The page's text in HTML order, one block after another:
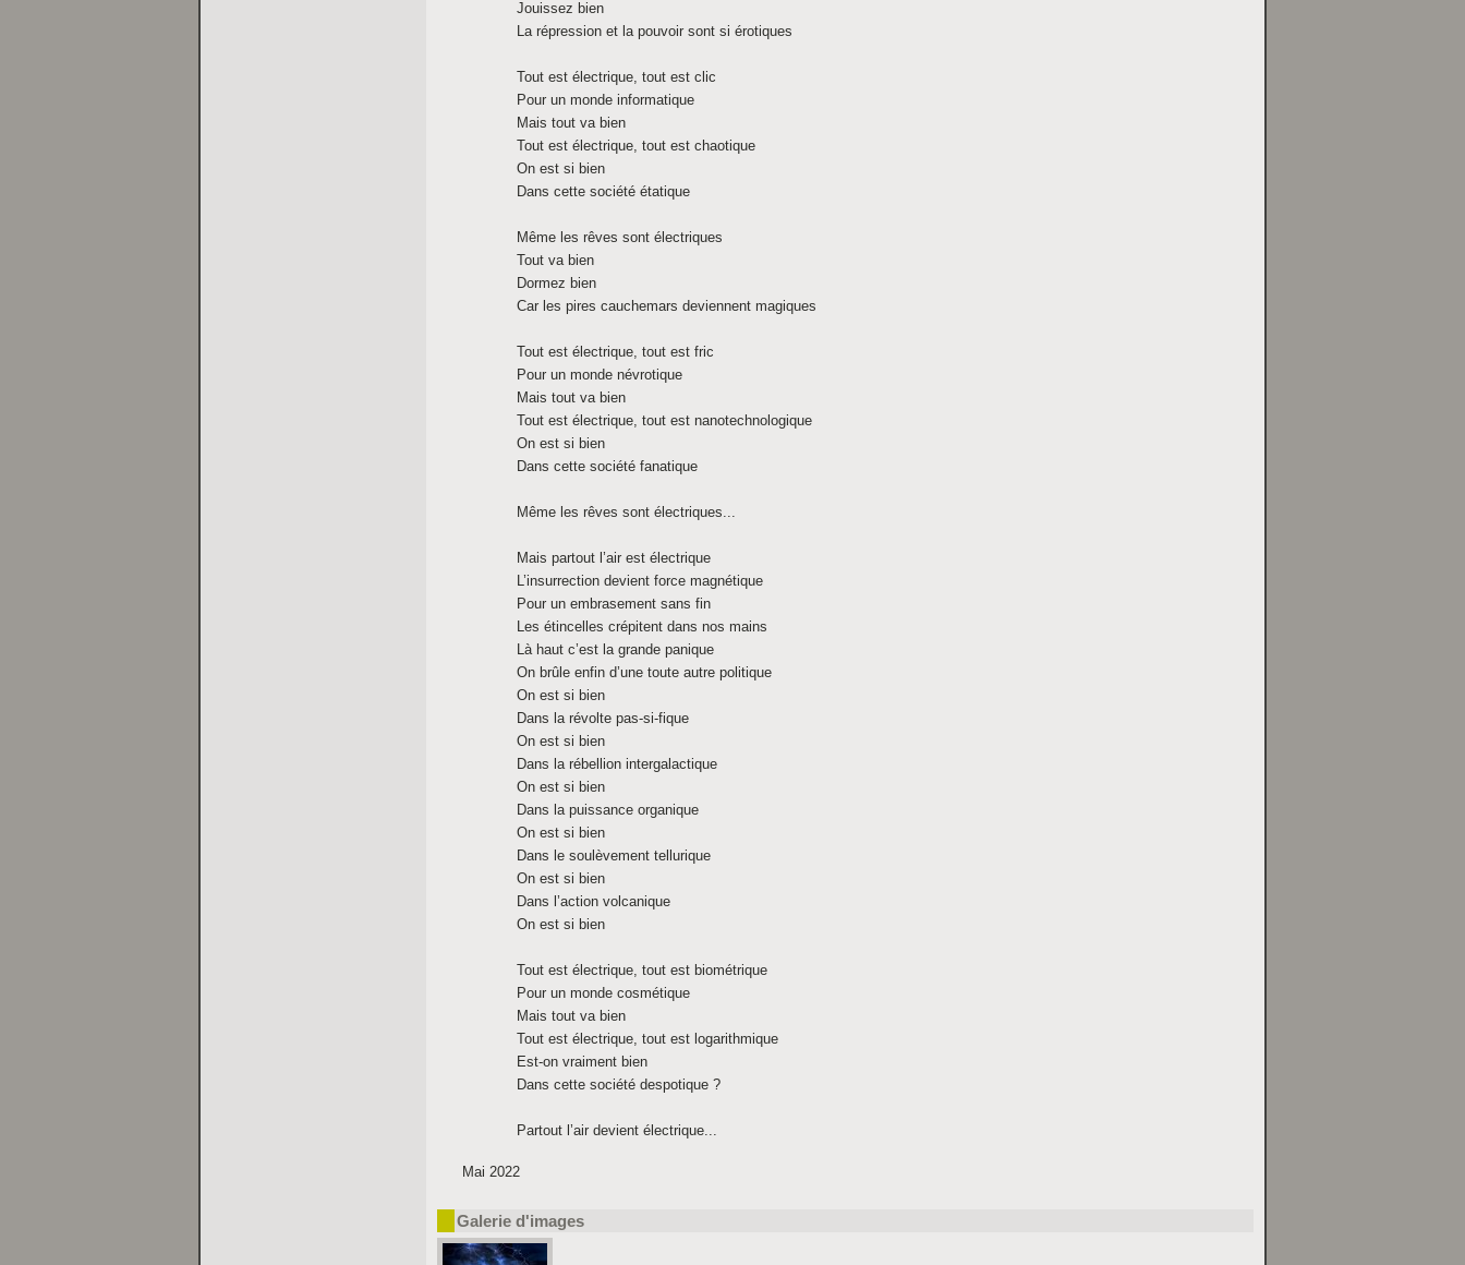
Jouissez bien
La répression et la pouvoir sont si érotiques
Tout est électrique, tout est clic
Pour un monde informatique
Mais tout va bien
Tout est électrique, tout est chaotique
On est si bien
Dans cette société étatique
Même les rêves sont électriques
Tout va bien
Dormez bien
Car les pires cauchemars deviennent magiques
Tout est électrique, tout est fric
Pour un monde névrotique
Mais tout va bien
Tout est électrique, tout est nanotechnologique
On est si bien
Dans cette société fanatique
Même les rêves sont électriques...
Mais partout l’air est électrique
L’insurrection devient force magnétique
Pour un embrasement sans fin
Les étincelles crépitent dans nos mains
Là haut c’est la grande panique
On brûle enfin d’une toute autre politique
On est si bien
Dans la révolte pas-si-fique
On est si bien
Dans la rébellion intergalactique
On est si bien
Dans la puissance organique
On est si bien
Dans le soulèvement tellurique
On est si bien
Dans l’action volcanique
On est si bien
Tout est électrique, tout est biométrique
Pour un monde cosmétique
Mais tout va bien
Tout est électrique, tout est logarithmique
Est-on vraiment bien
Dans cette société despotique ?
Partout l’air devient électrique...
Mai 2022
Galerie d'images